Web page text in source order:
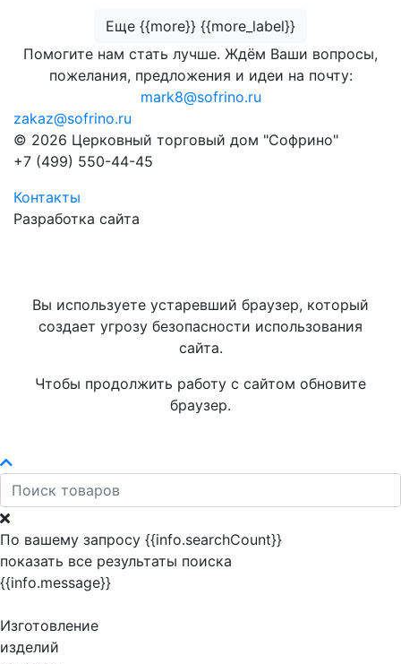
Еще {{more}} {{more_label}}
Помогите нам стать лучше. Ждём Ваши вопросы,
пожелания, предложения и идеи на почту:
mark8@sofrino.ru
zakaz@sofrino.ru
© 2026 Церковный торговый дом "Софрино"
+7 (499) 550-44-45
Контакты
Разработка сайта
Вы используете устаревший браузер, который
создает угрозу безопасности использования
сайта.
Чтобы продолжить работу с сайтом обновите
браузер.
По вашему запросу {{info.searchCount}}
показать все результаты поиска
{{info.message}}
Изготовление
изделий